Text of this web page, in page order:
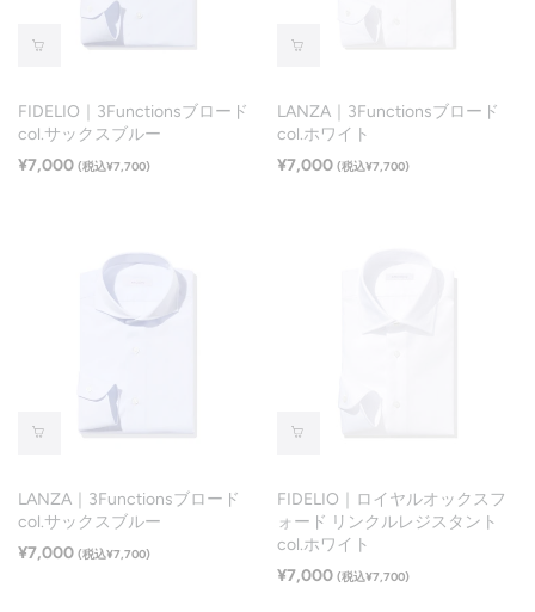
FIDELIO｜3Functionsブロード
col.サックスブルー
¥7,000 (税込¥7,700)
LANZA｜3Functionsブロード
col.ホワイト
¥7,000 (税込¥7,700)
LANZA｜3Functionsブロード
col.サックスブルー
¥7,000 (税込¥7,700)
FIDELIO｜ロイヤルオックスフ
ォード リンクルレジスタント
col.ホワイト
¥7,000 (税込¥7,700)